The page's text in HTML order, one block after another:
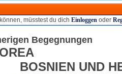
müsstest du dich Einloggen oder
Begegnungen
BOSNIEN UND